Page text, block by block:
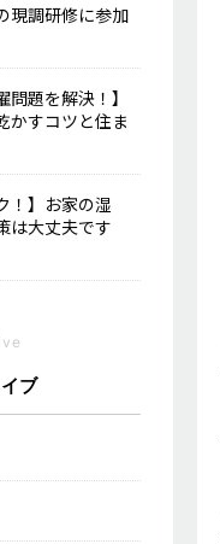
現調研修に参加
問題を解決！】
かすコツと住ま
！】お家の湿
は大丈夫です
ブ